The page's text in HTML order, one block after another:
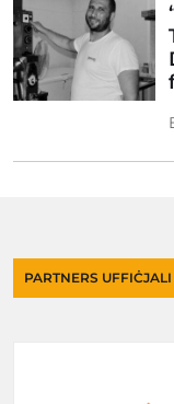
PARTNERS UFFIĊJALI